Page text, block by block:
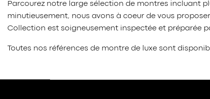
Parcourez notre large sélection de montres incluant
minutieusement, nous avons à coeur de vous
Collection est soigneusement inspectée et préparée
Toutes nos références de montre de luxe sont